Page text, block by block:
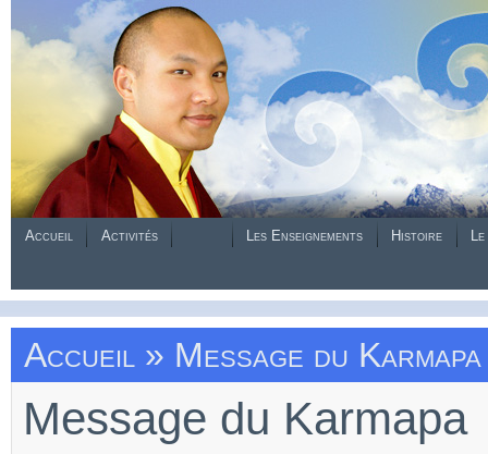
Accueil Activités Histoire
Les Enseignements
Accueil » Message du Karmapa
Message du Karmapa